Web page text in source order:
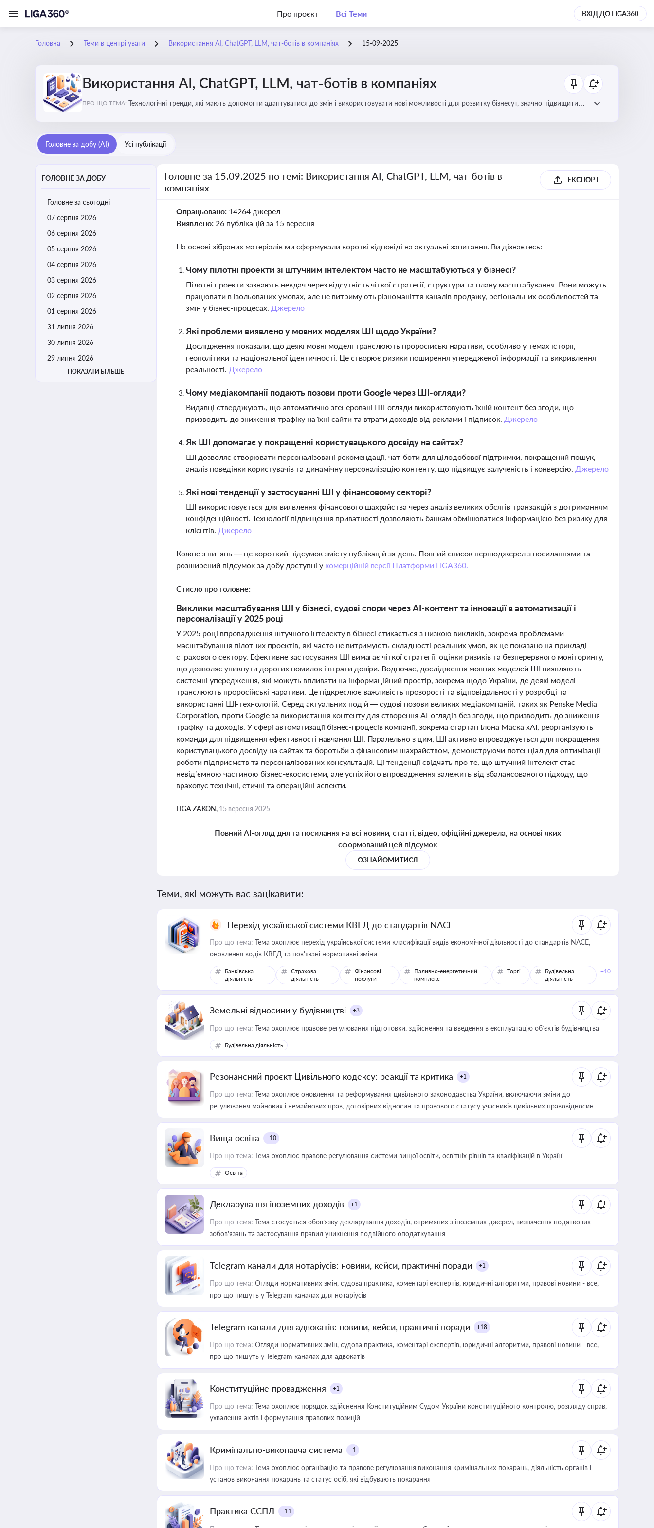
Про проєкт Всі Теми ВХІД ДО LIGA360
Головна Теми в центрі уваги Використання AI, ChatGPT, LLM, чат-ботів в компаніях 15-09-2025
Використання AI, ChatGPT, LLM, чат-ботів в компаніях
ПРО ЩО ТЕМА: Технологічні тренди, які мають допомогти адаптуватися до змін і використовувати нові можливості для розвитку бізнесут, значно підвищити
Головне за добу (AI) Усі публікації
ГОЛОВНЕ ЗА ДОБУ
Головне за сьогодні
07 серпня 2026
06 серпня 2026
05 серпня 2026
04 серпня 2026
03 серпня 2026
02 серпня 2026
01 серпня 2026
31 липня 2026
30 липня 2026
29 липня 2026
ПОКАЗАТИ БІЛЬШЕ
Головне за 15.09.2025 по темі: Використання AI, ChatGPT, LLM, чат-ботів в
компаніях
ЕКСПОРТ
Опрацьовано: 14264 джерел
Виявлено: 26 публікацій за 15 вересня
На основі зібраних матеріалів ми сформували короткі відповіді на актуальні запитання. Ви дізнаєтесь:
Чому пілотні проекти зі штучним інтелектом часто не масштабуються у бізнесі?
Пілотні проекти зазнають невдач через відсутність чіткої стратегії, структури та плану масштабування. Вони можуть
працювати в ізольованих умовах, але не витримують різноманіття каналів продажу, регіональних особливостей та
змін у бізнес-процесах. Джерело
Які проблеми виявлено у мовних моделях ШІ щодо України?
Дослідження показали, що деякі мовні моделі транслюють проросійські наративи, особливо у темах історії,
геополітики та національної ідентичності. Це створює ризики поширення упередженої інформації та викривлення
реальності. Джерело
Чому медіакомпанії подають позови проти Google через ШІ-огляди?
Видавці стверджують, що автоматично згенеровані ШІ-огляди використовують їхній контент без згоди, що
призводить до зниження трафіку на їхні сайти та втрати доходів від реклами і підписок. Джерело
Як ШІ допомагає у покращенні користувацького досвіду на сайтах?
ШІ дозволяє створювати персоналізовані рекомендації, чат-боти для цілодобової підтримки, покращений пошук,
аналіз поведінки користувачів та динамічну персоналізацію контенту, що підвищує залученість і конверсію. Джерело
Які нові тенденції у застосуванні ШІ у фінансовому секторі?
ШІ використовується для виявлення фінансового шахрайства через аналіз великих обсягів транзакцій з дотриманням
конфіденційності. Технології підвищення приватності дозволяють банкам обмінюватися інформацією без ризику для
клієнтів. Джерело
Кожне з питань — це короткий підсумок змісту публікацій за день. Повний список першоджерел з посиланнями та
розширений підсумок за добу доступні у комерційній версії Платформи LIGA360.
Стисло про головне:
Виклики масштабування ШІ у бізнесі, судові спори через AI-контент та інновації в автоматизації і
персоналізації у 2025 році
У 2025 році впровадження штучного інтелекту в бізнесі стикається з низкою викликів, зокрема проблемами
масштабування пілотних проектів, які часто не витримують складності реальних умов, як це показано на прикладі
страхового сектору. Ефективне застосування ШІ вимагає чіткої стратегії, оцінки ризиків та безперервного моніторингу,
що дозволяє уникнути дорогих помилок і втрати довіри. Водночас, дослідження мовних моделей ШІ виявляють
системні упередження, які можуть впливати на інформаційний простір, зокрема щодо України, де деякі моделі
транслюють проросійські наративи. Це підкреслює важливість прозорості та відповідальності у розробці та
використанні ШІ-технологій. Серед актуальних подій — судові позови великих медіакомпаній, таких як Penske Media
Corporation, проти Google за використання контенту для створення AI-оглядів без згоди, що призводить до зниження
трафіку та доходів. У сфері автоматизації бізнес-процесів компанії, зокрема стартап Ілона Маска xAI, реорганізують
команди для підвищення ефективності навчання ШІ. Паралельно з цим, ШІ активно впроваджується для покращення
користувацького досвіду на сайтах та боротьби з фінансовим шахрайством, демонструючи потенціал для оптимізації
роботи підприємств та персоналізованих консультацій. Ці тенденції свідчать про те, що штучний інтелект стає
невід’ємною частиною бізнес-екосистеми, але успіх його впровадження залежить від збалансованого підходу, що
враховує технічні, етичні та операційні аспекти.
LIGA ZAKON, 15 вересня 2025
Повний AI-огляд дня та посилання на всі новини, статті, відео, офіційні джерела, на основі яких
сформований цей підсумок
ОЗНАЙОМИТИСЯ
Теми, які можуть вас зацікавити:
Перехід української системи КВЕД до стандартів NACE
Про що тема: Тема охоплює перехід української системи класифікації видів економічної діяльності до стандартів NACE,
оновлення кодів КВЕД та пов'язані нормативні зміни
Банківська
діяльність
Страхова
діяльність
Фінансові
послуги
Паливно-енергетичний
комплекс
Торгівля
Будівельна
діяльність
+10
Земельні відносини у будівництві +3
Про що тема: Тема охоплює правове регулювання підготовки, здійснення та введення в експлуатацію об’єктів будівництва
Будівельна діяльність
Резонансний проєкт Цивільного кодексу: реакції та критика +1
Про що тема: Тема охоплює оновлення та реформування цивільного законодавства України, включаючи зміни до
регулювання майнових і немайнових прав, договірних відносин та правового статусу учасників цивільних правовідносин
Вища освіта +10
Про що тема: Тема охоплює правове регулювання системи вищої освіти, освітніх рівнів та кваліфікацій в Україні
Освіта
Декларування іноземних доходів +1
Про що тема: Тема стосується обов’язку декларування доходів, отриманих з іноземних джерел, визначення податкових
зобов’язань та застосування правил уникнення подвійного оподаткування
Telegram канали для нотаріусів: новини, кейси, практичні поради +1
Про що тема: Огляди нормативних змін, судова практика, коментарі експертів, юридичні алгоритми, правові новини - все,
про що пишуть у Telegram каналах для нотаріусів
Telegram канали для адвокатів: новини, кейси, практичні поради +18
Про що тема: Огляди нормативних змін, судова практика, коментарі експертів, юридичні алгоритми, правові новини - все,
про що пишуть у Telegram каналах для адвокатів
Конституційне провадження +1
Про що тема: Тема охоплює порядок здійснення Конституційним Судом України конституційного контролю, розгляду справ,
ухвалення актів і формування правових позицій
Кримінально-виконавча система +1
Про що тема: Тема охоплює організацію та правове регулювання виконання кримінальних покарань, діяльність органів і
установ виконання покарань та статус осіб, які відбувають покарання
Практика ЄСПЛ +11